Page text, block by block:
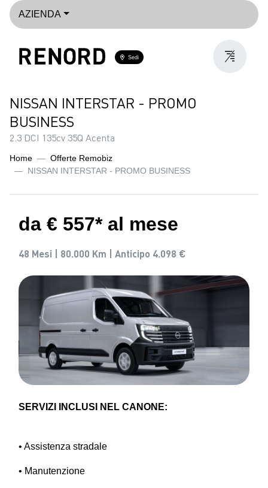
AZIENDA
Sedi
NISSAN INTERSTAR - PROMO
BUSINESS
2.3 DCI 135cv 35Q Acenta
Home
Offerte Remobiz
NISSAN INTERSTAR - PROMO BUSINESS
da € 557* al mese
48 Mesi | 80.000 Km | Anticipo 4.098 €
SERVIZI INCLUSI NEL CANONE:
• Assistenza stradale
• Manutenzione